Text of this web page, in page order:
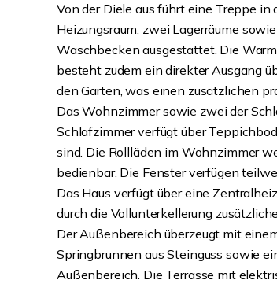
Von der Diele aus führt eine Treppe
Heizungsraum, zwei Lagerräume
Waschbecken ausgestattet. Die
besteht zudem ein direkter Ausgang
den Garten, was einen zusätzlichen
Das Wohnzimmer sowie zwei der
Schlafzimmer verfügt über
sind. Die Rollläden im Wohnzimmer
bedienbar. Die Fenster verfügen
Das Haus verfügt über eine
durch die Vollunterkellerung
Der Außenbereich überzeugt mit
Springbrunnen aus Steinguss sowie
Außenbereich. Die Terrasse mit